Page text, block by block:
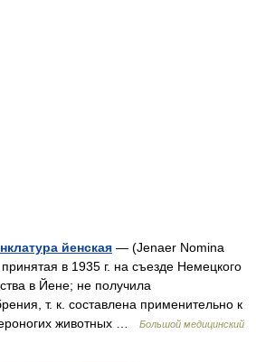
йенская — (Jenaer Nomina
в 1935 г. на съезде Немецкого
в Йене; не получила
т. к. составлена применительно к
животных …
Большой медицинский